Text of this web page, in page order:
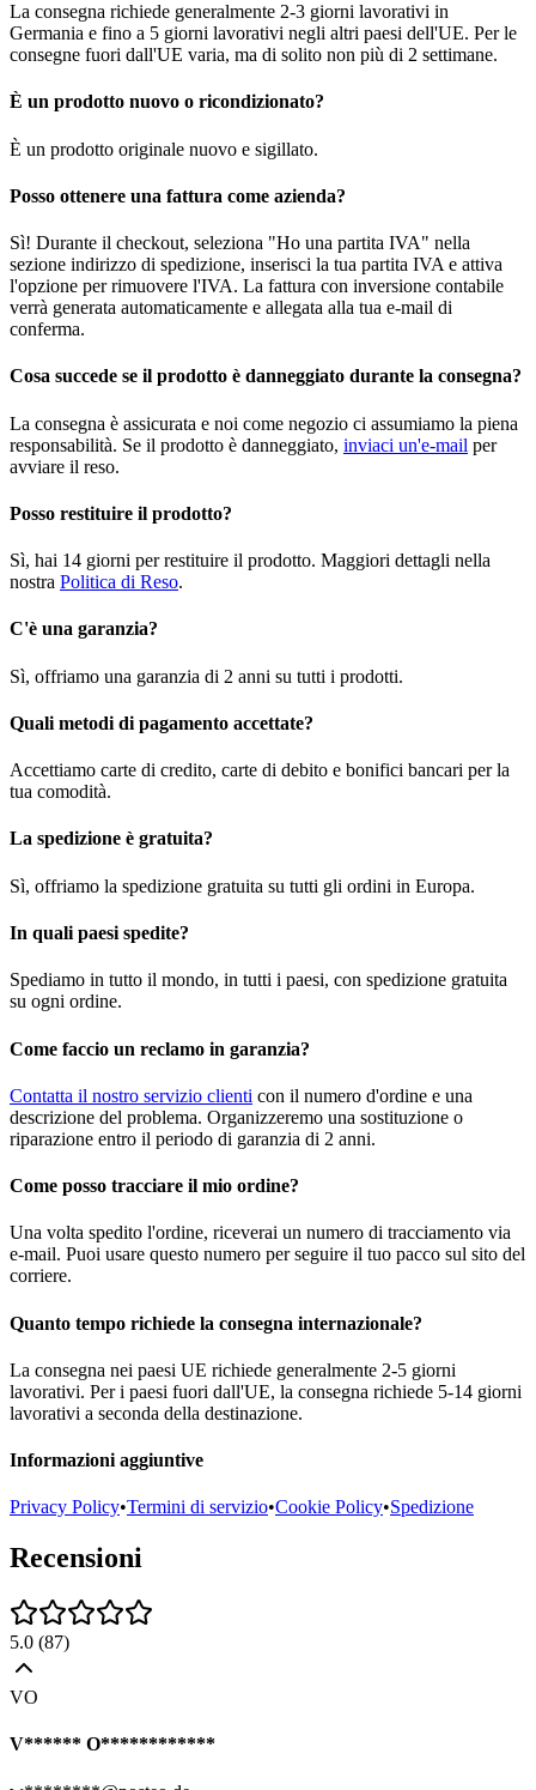
La consegna richiede generalmente 2-3 giorni lavorativi in
Germania e fino a 5 giorni lavorativi negli altri paesi dell'UE. Per le
consegne fuori dall'UE varia, ma di solito non più di 2 settimane.
È un prodotto nuovo o ricondizionato?
È un prodotto originale nuovo e sigillato.
Posso ottenere una fattura come azienda?
Sì! Durante il checkout, seleziona "Ho una partita IVA" nella
sezione indirizzo di spedizione, inserisci la tua partita IVA e attiva
l'opzione per rimuovere l'IVA. La fattura con inversione contabile
verrà generata automaticamente e allegata alla tua e-mail di
conferma.
Cosa succede se il prodotto è danneggiato durante la consegna?
La consegna è assicurata e noi come negozio ci assumiamo la piena
responsabilità. Se il prodotto è danneggiato, inviaci un'e-mail per
avviare il reso.
Posso restituire il prodotto?
Sì, hai 14 giorni per restituire il prodotto. Maggiori dettagli nella
nostra Politica di Reso.
C'è una garanzia?
Sì, offriamo una garanzia di 2 anni su tutti i prodotti.
Quali metodi di pagamento accettate?
Accettiamo carte di credito, carte di debito e bonifici bancari per la
tua comodità.
La spedizione è gratuita?
Sì, offriamo la spedizione gratuita su tutti gli ordini in Europa.
In quali paesi spedite?
Spediamo in tutto il mondo, in tutti i paesi, con spedizione gratuita
su ogni ordine.
Come faccio un reclamo in garanzia?
Contatta il nostro servizio clienti con il numero d'ordine e una
descrizione del problema. Organizzeremo una sostituzione o
riparazione entro il periodo di garanzia di 2 anni.
Come posso tracciare il mio ordine?
Una volta spedito l'ordine, riceverai un numero di tracciamento via
e-mail. Puoi usare questo numero per seguire il tuo pacco sul sito del
corriere.
Quanto tempo richiede la consegna internazionale?
La consegna nei paesi UE richiede generalmente 2-5 giorni
lavorativi. Per i paesi fuori dall'UE, la consegna richiede 5-14 giorni
lavorativi a seconda della destinazione.
Informazioni aggiuntive
Privacy Policy•Termini di servizio•Cookie Policy•Spedizione
Recensioni
5.0 (87)
VO
V****** O************